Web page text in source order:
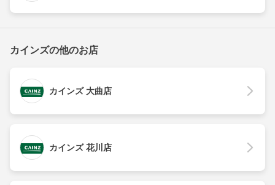
カインズの他のお店
カインズ 大曲店
カインズ 花川店